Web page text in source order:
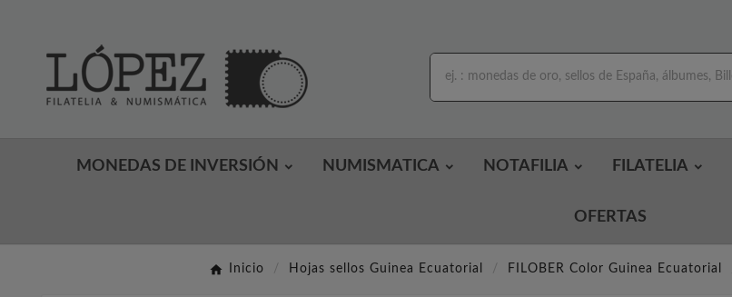
MONEDAS DE INVERSIÓN NUMISMATICA NOTAFILIA FILATELIA
OFERTAS
Inicio Hojas sellos Guinea Ecuatorial FILOBER Color Guinea Ecuatorial